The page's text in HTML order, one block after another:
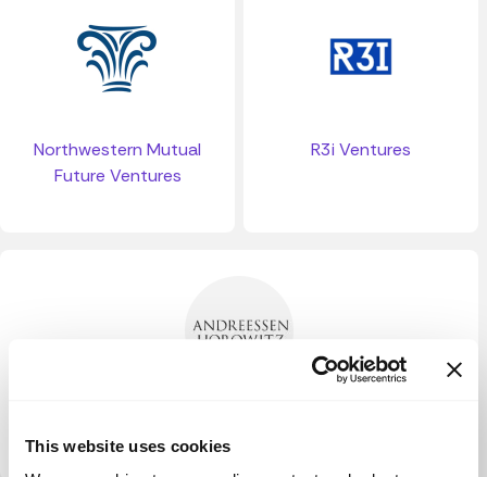
This website uses cookies
Northwestern Mutual
Future Ventures
R3i Ventures